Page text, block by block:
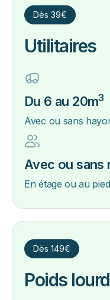
Dès 39€
Utilitaires
Du 6 au 20m3
Avec ou sans
Avec ou sans
En étage ou au
Dès 149€
Poids